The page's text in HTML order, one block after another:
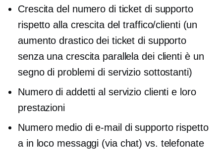
Crescita del numero di ticket di supporto
rispetto alla crescita del traffico/clienti (un
aumento drastico dei ticket di supporto
senza una crescita parallela dei clienti è un
segno di problemi di servizio sottostanti)
Numero di addetti al servizio clienti e loro
prestazioni
Numero medio di e-mail di supporto rispetto
a in loco messaggi (via chat) vs. telefonate